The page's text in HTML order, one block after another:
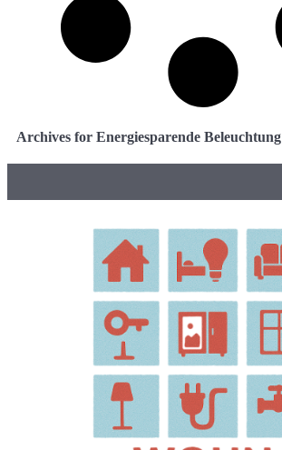
Archives for Energiesparende Beleuchtung